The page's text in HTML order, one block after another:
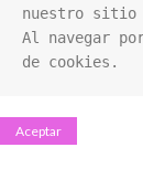
nuestro sitio
Al navegar
de cookies.
Aceptar